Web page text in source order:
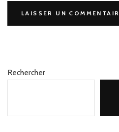
Rechercher